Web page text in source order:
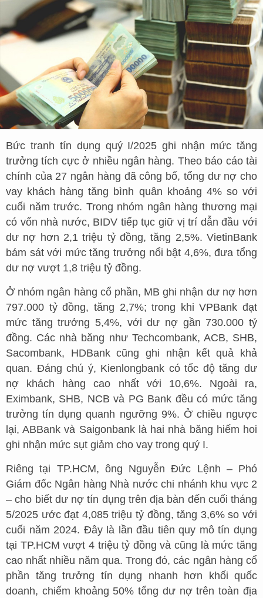
Bức tranh tín dụng quý I/2025 ghi nhận mức tăng
trưởng tích cực ở nhiều ngân hàng. Theo báo cáo tài
chính của 27 ngân hàng đã công bố, tổng dư nợ cho
vay khách hàng tăng bình quân khoảng 4% so với
cuối năm trước. Trong nhóm ngân hàng thương mại
có vốn nhà nước, BIDV tiếp tục giữ vị trí dẫn đầu với
dư nợ hơn 2,1 triệu tỷ đồng, tăng 2,5%. VietinBank
bám sát với mức tăng trưởng nổi bật 4,6%, đưa tổng
dư nợ vượt 1,8 triệu tỷ đồng.
Ở nhóm ngân hàng cổ phần, MB ghi nhận dư nợ hơn
797.000 tỷ đồng, tăng 2,7%; trong khi VPBank đạt
mức tăng trưởng 5,4%, với dư nợ gần 730.000 tỷ
đồng. Các nhà băng như Techcombank, ACB, SHB,
Sacombank, HDBank cũng ghi nhận kết quả khả
quan. Đáng chú ý, Kienlongbank có tốc độ tăng dư
nợ khách hàng cao nhất với 10,6%. Ngoài ra,
Eximbank, SHB, NCB và PG Bank đều có mức tăng
trưởng tín dụng quanh ngưỡng 9%. Ở chiều ngược
lại, ABBank và Saigonbank là hai nhà băng hiếm hoi
ghi nhận mức sụt giảm cho vay trong quý I.
Riêng tại TP.HCM, ông Nguyễn Đức Lệnh – Phó
Giám đốc Ngân hàng Nhà nước chi nhánh khu vực 2
– cho biết dư nợ tín dụng trên địa bàn đến cuối tháng
5/2025 ước đạt 4,085 triệu tỷ đồng, tăng 3,6% so với
cuối năm 2024. Đây là lần đầu tiên quy mô tín dụng
tại TP.HCM vượt 4 triệu tỷ đồng và cũng là mức tăng
cao nhất nhiều năm qua. Trong đó, các ngân hàng cổ
phần tăng trưởng tín dụng nhanh hơn khối quốc
doanh, chiếm khoảng 50% tổng dư nợ trên toàn địa